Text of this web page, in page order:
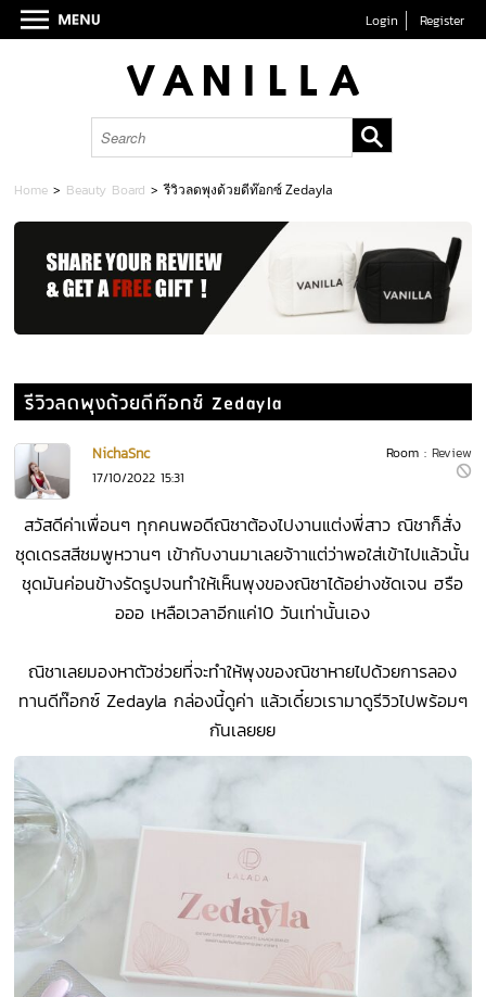
Login Register
Home > Beauty Board >รีวิวลดพุงด้วยดีท๊อกซ์ Zedayla
รีวิวลดพุงด้วยดีท๊อกซ์ Zedayla
Room : Review
NichaSnc
17/10/2022 15:31
สวัสดีค่าเพื่อนๆ ทุกคนพอดีณิชาต้องไปงานแต่งพี่สาว ณิชาก็สั่ง
ชุดเดรสสีชมพูหวานๆ เข้ากับงานมาเลยจ้าาแต่ว่าพอใส่เข้าไปแล้วนั้น
ชุดมันค่อนข้างรัดรูปจนทำให้เห็นพุงของณิชาได้อย่างชัดเจน ฮรือ
อออ เหลือเวลาอีกแค่10 วันเท่านั้นเอง
ณิชาเลยมองหาตัวช่วยที่จะทำให้พุงของณิชาหายไปด้วยการลอง
ทานดีท๊อกซ์ Zedayla กล่องนี้ดูค่า แล้วเดี๋ยวเรามาดูรีวิวไปพร้อมๆ
กันเลยยย